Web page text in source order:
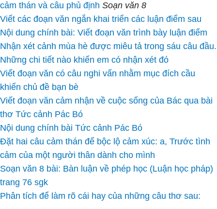
cảm thán và câu phủ định Soạn văn 8
Viết các đoạn văn ngắn khai triển các luận điểm sau
Nội dung chính bài: Viết đoạn văn trình bày luận điểm
Nhận xét cảnh mùa hè được miêu tả trong sáu câu đầu.
Những chi tiết nào khiến em có nhận xét đó
Viết đoạn văn có câu nghi vấn nhằm mục đích cầu
khiến chủ đề bạn bè
Viết đoạn văn cảm nhận về cuộc sống của Bác qua bài
thơ Tức cảnh Pác Bó
Nội dung chính bài Tức cảnh Pác Bó
Đặt hai câu cảm thán để bộc lộ cảm xúc: a, Trước tình
cảm của một người thân dành cho mình
Soạn văn 8 bài: Bàn luận về phép học (Luận học pháp)
trang 76 sgk
Phân tích để làm rõ cái hay của những câu thơ sau: